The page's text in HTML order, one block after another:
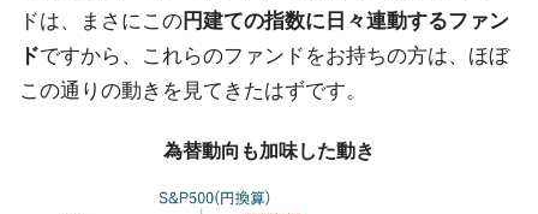
ドは、まさにこの円建ての指数に日々連動するファン
ドですから、これらのファンドをお持ちの方は、ほぼ
この通りの動きを見てきたはずです。
為替動向も加味した動き